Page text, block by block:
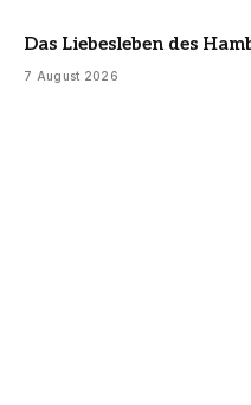
Das Liebesleben des
7 August 2026